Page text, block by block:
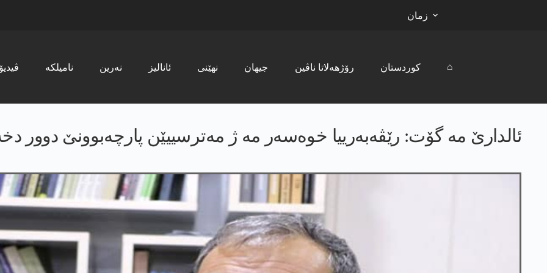
زمان
ڤیدیۆ نامیلکە نەرین ئانالیز نھێنی جیھان رۆژھەلاتا ناڤین کوردستان ⌂
ئالدارێ مە گۆت: رێڤەبەرییا خوەسەر مە ژ مەترسییێن پارچەبوونێ دوور